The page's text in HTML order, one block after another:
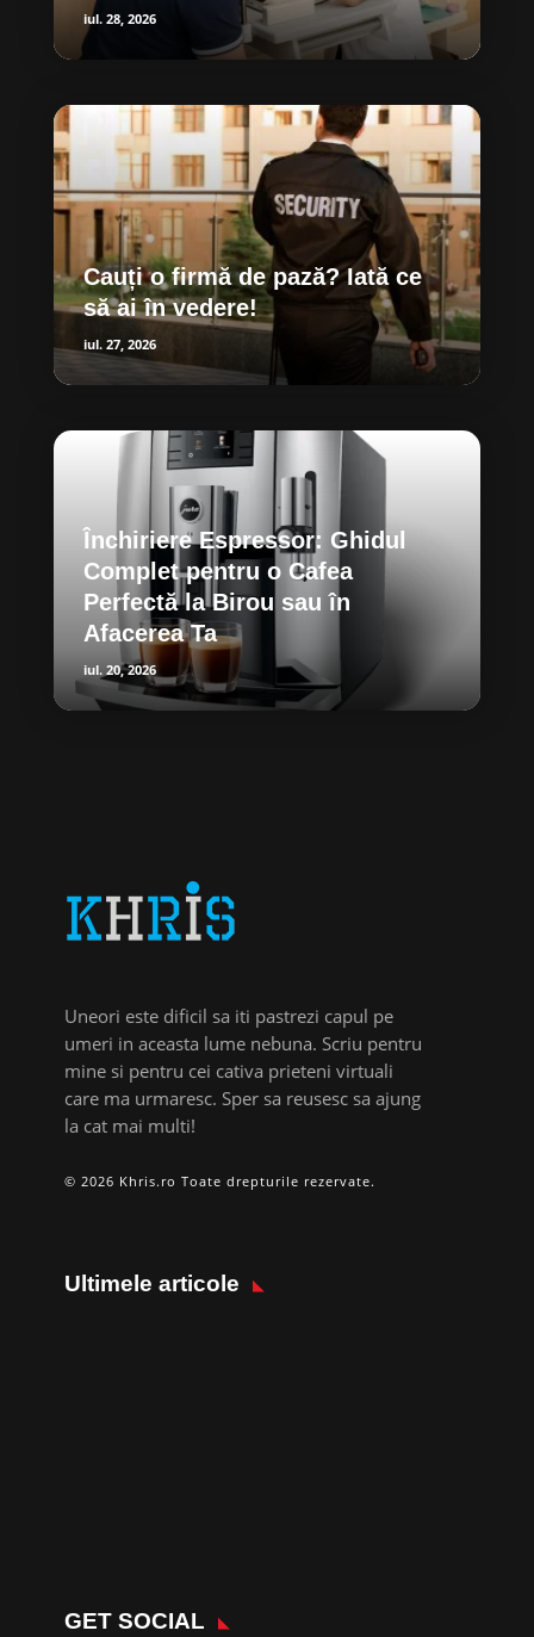
iul. 28, 2026
Cauți o firmă de pază? Iată ce
să ai în vedere!
iul. 27, 2026
Închiriere Espressor: Ghidul
Complet pentru o Cafea
Perfectă la Birou sau în
Afacerea Ta
iul. 20, 2026
Uneori este dificil sa iti pastrezi capul pe
umeri in aceasta lume nebuna. Scriu pentru
mine si pentru cei cativa prieteni virtuali
care ma urmaresc. Sper sa reusesc sa ajung
la cat mai multi!
© 2026 Khris.ro Toate drepturile rezervate.
Ultimele articole
GET SOCIAL